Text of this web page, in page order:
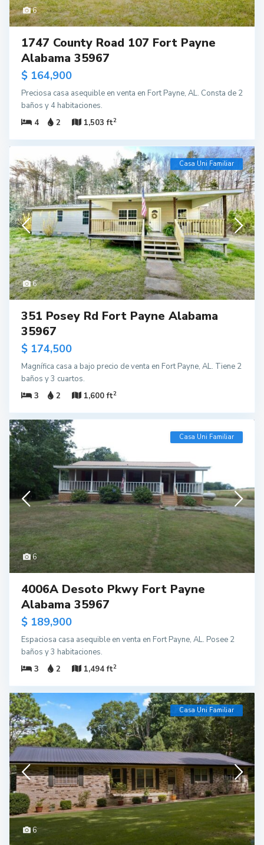
6
1747 County Road 107 Fort Payne
Alabama 35967
$ 164,900
Preciosa casa asequible en venta en Fort Payne, AL. Consta de 2
baños y 4 habitaciones.
4
2 1,503 ft2
6
Casa Uni Familiar
351 Posey Rd Fort Payne Alabama
35967
$ 174,500
Magnífica casa a bajo precio de venta en Fort Payne, AL. Tiene 2
baños y 3 cuartos.
3
2 1,600 ft2
6
Casa Uni Familiar
4006A Desoto Pkwy Fort Payne
Alabama 35967
$ 189,900
Espaciosa casa asequible en venta en Fort Payne, AL. Posee 2
baños y 3 habitaciones.
3
2 1,494 ft2
6
Casa Uni Familiar